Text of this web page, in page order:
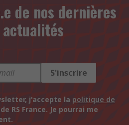
de nos dernières
S'inscrire
j'accepte la politique de
de RS France. Je pourrai me